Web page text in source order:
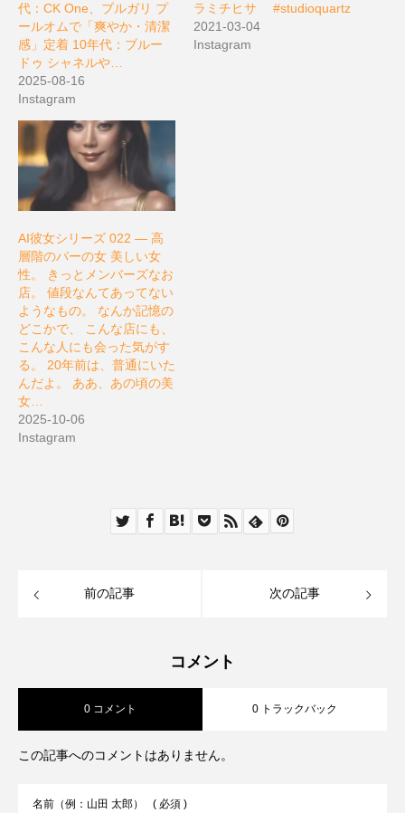
代：CK One、ブルガリ プ
ールオムで「爽やか・清潔
感」定着 10年代：ブルー
ドゥ シャネルや…
2025-08-16
Instagram
ラミチヒサ ⠀ #studioquartz
2021-03-04
Instagram
AI彼女シリーズ 022 — 高
層階のバーの女 美しい女
性。 きっとメンバーズなお
店。 値段なんてあってない
ようなもの。 なんか記憶の
どこかで、 こんな店にも、
こんな人にも会った気がす
る。 20年前は、普通にいた
んだよ。 ああ、あの頃の美
女…
2025-10-06
Instagram
前の記事 次の記事
コメント
0 コメント 0 トラックバック
この記事へのコメントはありません。
名前（例：山田 太郎） ( 必須 )